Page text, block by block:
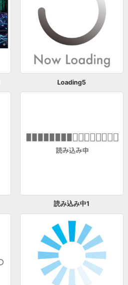
Loading5
読み込み中1